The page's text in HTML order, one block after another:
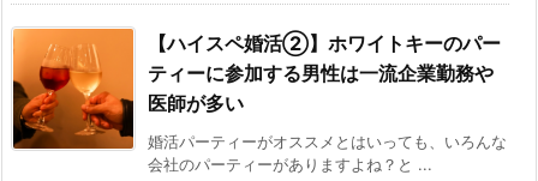
【ハイスペ婚活②】ホワイトキーのパー
ティーに参加する男性は一流企業勤務や
医師が多い
婚活パーティーがオススメとはいっても、いろんな
会社のパーティーがありますよね？と ...